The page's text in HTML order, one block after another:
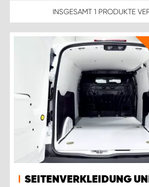
INSGESAMT 1 PRODUKTE
SEITENVERKLEIDUNG